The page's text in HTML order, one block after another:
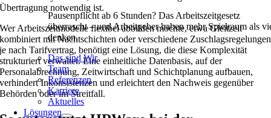
Pausenpflicht ab 6 Stunden? Das Arbeitszeitgesetz
überrascht – und Arbeitgeber haben mehr Spielraum als
denken.
Das sind Wir
Team
Referenzen
Karriere
Aktuelles
Lösungen
Übertragung notwendig ist.
Wer Arbeitszeitmodelle flexibel abbilden möchte, etwa Gleitzeit
kombiniert mit Nachtschichten oder verschiedene Zuschlagsregelungen
je nach Tarifvertrag, benötigt eine Lösung, die diese Komplexität
strukturiert verwaltet. Eine einheitliche Datenbasis, auf der
Personalabrechnung, Zeitwirtschaft und Schichtplanung aufbauen,
verhindert Inkonsistenzen und erleichtert den Nachweis gegenüber
Behörden oder im Streitfall.